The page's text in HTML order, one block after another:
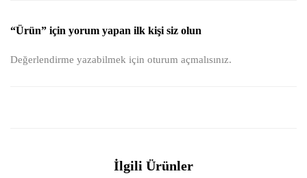
“Ürün” için yorum yapan ilk kişi siz olun
Değerlendirme yazabilmek için oturum açmalısınız.
İlgili Ürünler